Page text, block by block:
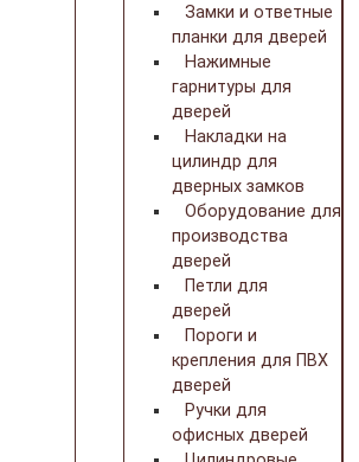
Замки и ответные
планки для дверей
Нажимные
гарнитуры для
дверей
Накладки на
цилиндр для
дверных замков
Оборудование для
производства
дверей
Петли для
дверей
Пороги и
крепления для ПВХ
дверей
Ручки для
офисных дверей